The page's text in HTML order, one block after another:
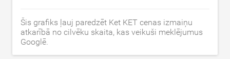
Šis grafiks ļauj paredzēt Ket KET cenas izmaiņu
atkarībā no cilvēku skaita, kas veikuši meklējumus
Googlē.